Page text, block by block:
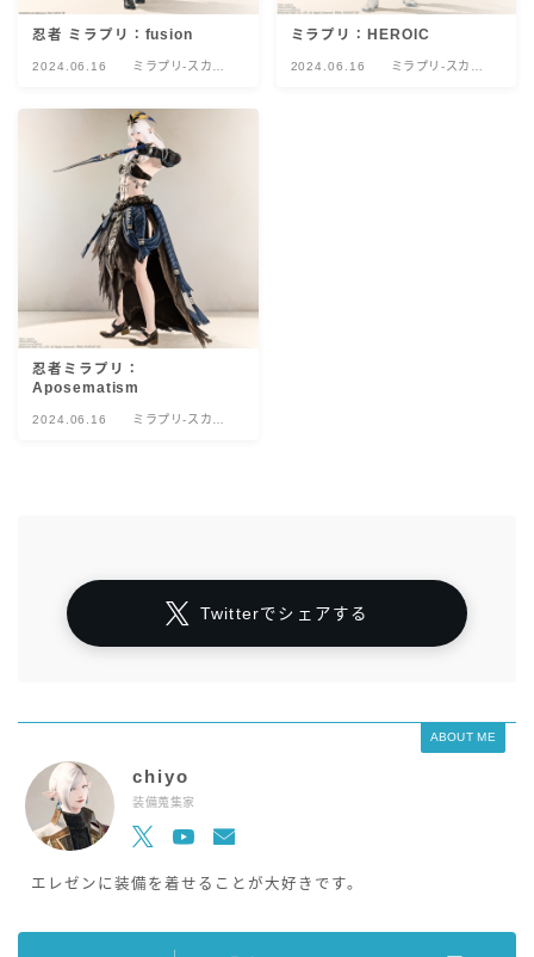
忍者 ミラプリ：fusion
2024.06.16
ミラプリ-スカウ
ミラプリ：HEROIC
2024.06.16
ミラプリ-スカウ
忍者ミラプリ：
Aposematism
2024.06.16
ミラプリ-スカウ
Twitterでシェアする
ABOUT ME
chiyo
装備蒐集家
エレゼンに装備を着せることが大好きです。